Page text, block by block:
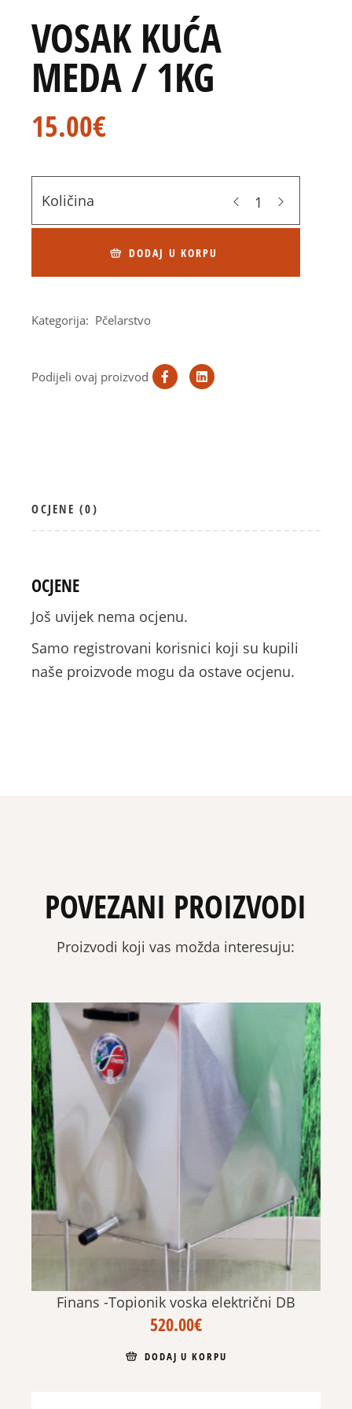
VOSAK KUĆA
MEDA / 1KG
15.00€
Količina
DODAJ U KORPU
Kategorija: Pčelarstvo
Podijeli ovaj proizvod
OCJENE (0)
OCJENE
Još uvijek nema ocjenu.
Samo registrovani korisnici koji su kupili
naše proizvode mogu da ostave ocjenu.
POVEZANI PROIZVODI
Proizvodi koji vas možda interesuju:
Finans -Topionik voska električni DB
520.00€
DODAJ U KORPU